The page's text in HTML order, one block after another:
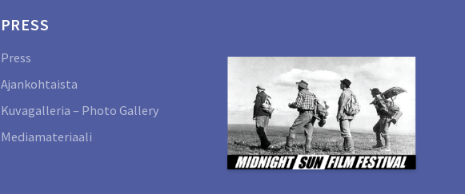
PRESS
Press
Ajankohtaista
Kuvagalleria – Photo Gallery
Mediamateriaali